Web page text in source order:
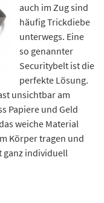
auch im Zug sind
häufig Trickdiebe
unterwegs. Eine
so genannter
Securitybelt ist die
perfekte Lösung.
unsichtbar am
Papiere und Geld
weiche Material
Körper tragen und
ganz individuell